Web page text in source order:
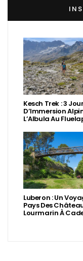
Kesch Trek : 3
D’Immersion
L’Albula Au
Luberon : Un
Pays Des
Lourmarin À